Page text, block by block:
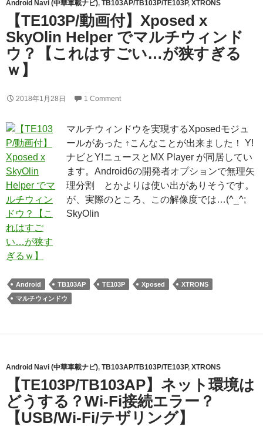
Android Navi (中華車載ナビ), TB103AP/TB103P/TE103P, XTRONS
【TE103P/動画付】Xposed x
SkyOlin Helper でマルチウィンド
ウ？【これはすごい…が狭すぎる
ｗ】
2018年1月28日 1 Comment
マルチウィンドウを実現するXposedモジュ
ールがあった ↑こんなことが出来ました！ Y!
ナビとY!ニュースとMX Player が同居してい
ます。Android6の開発者オプションで無理矢
理分割 とかよりは使い出がありそうです。
が、実際のところ、この解像度では…(^_^;
SkyOlin
Android TB103AP TE103P Xposed
XTRONS
マルチウィンドウ
Android Navi (中華車載ナビ), TB103AP/TB103P/TE103P, XTRONS
【TE103P/TB103AP】ネット環境は
どうする？Wi-Fi接続エラー？
【USB/Wi-Fi/テザリング】